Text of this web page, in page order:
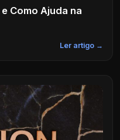
Como Ajuda na
Ler artigo →